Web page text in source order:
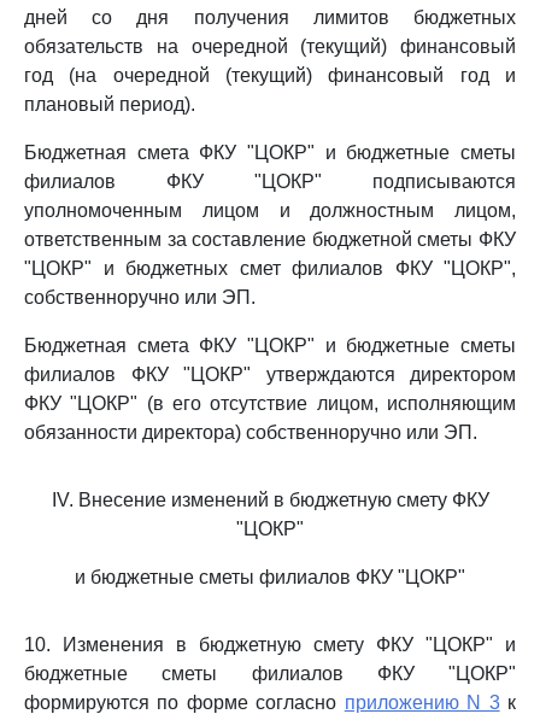
дней со дня получения лимитов бюджетных
обязательств на очередной (текущий) финансовый
год (на очередной (текущий) финансовый год и
плановый период).
Бюджетная смета ФКУ "ЦОКР" и бюджетные сметы
филиалов ФКУ "ЦОКР" подписываются
уполномоченным лицом и должностным лицом,
ответственным за составление бюджетной сметы ФКУ
"ЦОКР" и бюджетных смет филиалов ФКУ "ЦОКР",
собственноручно или ЭП.
Бюджетная смета ФКУ "ЦОКР" и бюджетные сметы
филиалов ФКУ "ЦОКР" утверждаются директором
ФКУ "ЦОКР" (в его отсутствие лицом, исполняющим
обязанности директора) собственноручно или ЭП.
IV. Внесение изменений в бюджетную смету ФКУ
"ЦОКР"
и бюджетные сметы филиалов ФКУ "ЦОКР"
10. Изменения в бюджетную смету ФКУ "ЦОКР" и
бюджетные сметы филиалов ФКУ "ЦОКР"
формируются по форме согласно приложению N 3к